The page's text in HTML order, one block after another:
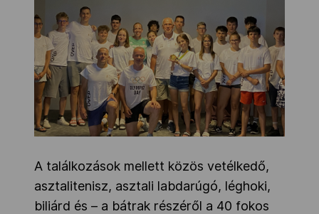
A találkozások mellett közös vetélkedő,
asztalitenisz, asztali labdarúgó, léghoki,
biliárd és – a bátrak részéről a 40 fokos